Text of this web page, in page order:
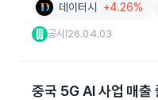
데이터시 +4.26%
공시 26.04.03
중국 5G AI 사업 매출